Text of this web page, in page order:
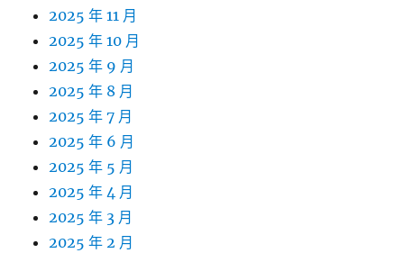
2025 年 11 月
2025 年 10 月
2025 年 9 月
2025 年 8 月
2025 年 7 月
2025 年 6 月
2025 年 5 月
2025 年 4 月
2025 年 3 月
2025 年 2 月